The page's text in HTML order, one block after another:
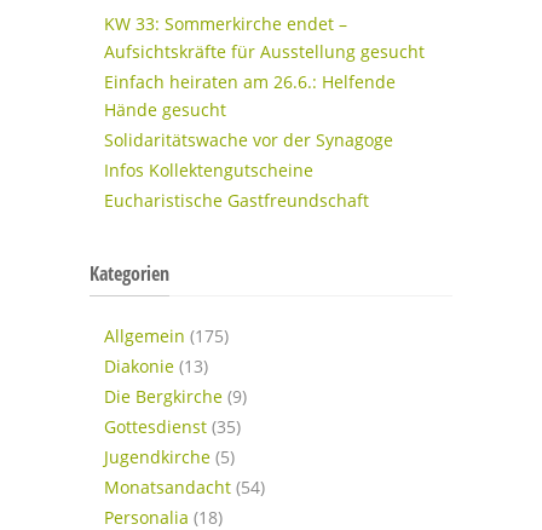
KW 33: Sommerkirche endet –
Aufsichtskräfte für Ausstellung gesucht
Einfach heiraten am 26.6.: Helfende
Hände gesucht
Solidaritätswache vor der Synagoge
Infos Kollektengutscheine
Eucharistische Gastfreundschaft
Kategorien
Allgemein (175)
Diakonie (13)
Die Bergkirche (9)
Gottesdienst (35)
Jugendkirche (5)
Monatsandacht (54)
Personalia (18)